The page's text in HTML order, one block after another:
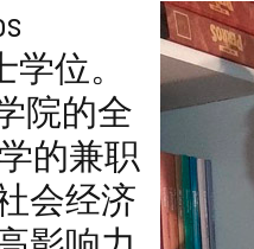
位。
院的全
的兼职
会经济